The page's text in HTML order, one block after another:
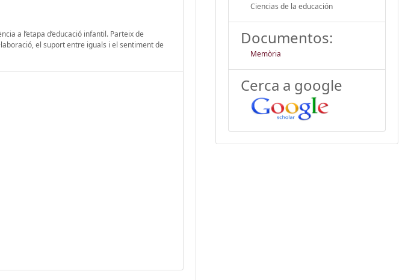
a l’etapa d’educació infantil. Parteix de
el suport entre iguals i el sentiment de
Ciencias de la educación
Documentos:
Memòria
Cerca a google